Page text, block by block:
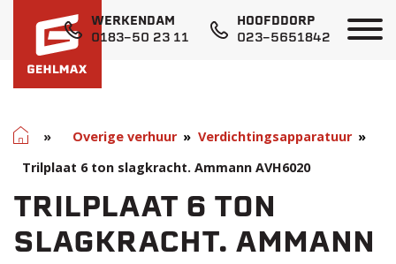
WERKENDAM
0183-50 23 11
HOOFDDORP
023-5651842
Home
» Overige verhuur
Verdichtingsapparatuur
Trilplaat 6 ton slagkracht. Ammann AVH6020
TRILPLAAT 6 TON
SLAGKRACHT. AMMANN